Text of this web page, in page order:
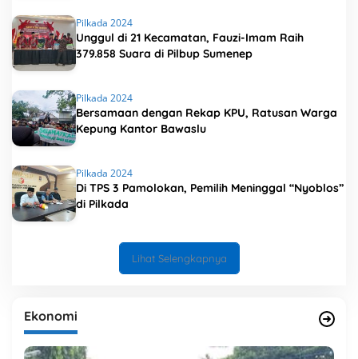
Pilkada 2024
Unggul di 21 Kecamatan, Fauzi-Imam Raih
379.858 Suara di Pilbup Sumenep
Pilkada 2024
Bersamaan dengan Rekap KPU, Ratusan Warga
Kepung Kantor Bawaslu
Pilkada 2024
Di TPS 3 Pamolokan, Pemilih Meninggal “Nyoblos”
di Pilkada
Lihat Selengkapnya
Ekonomi